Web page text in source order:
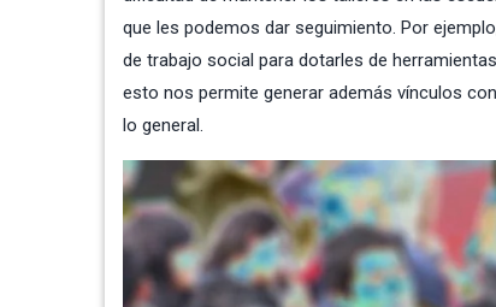
que les podemos dar seguimiento. Por
de trabajo social para dotarles de
esto nos permite generar además vínculos
lo general.